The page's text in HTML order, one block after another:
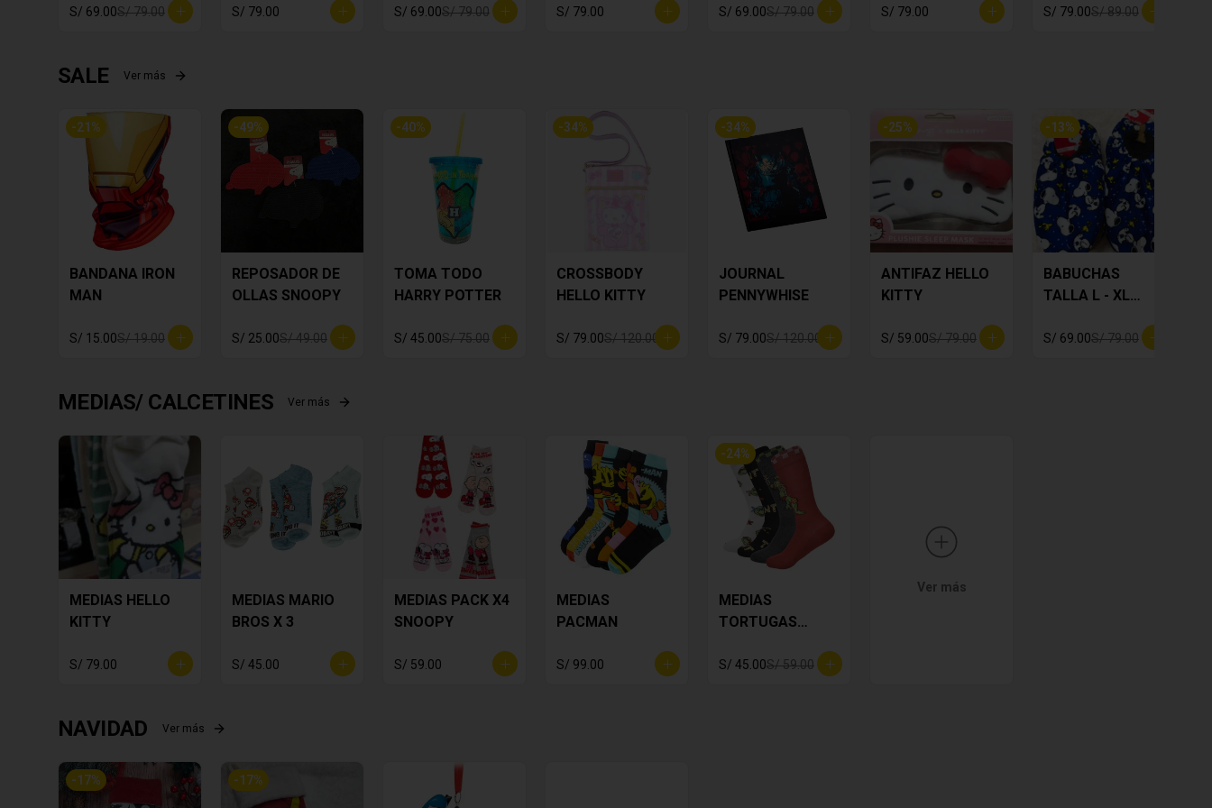
S/ 69.00S/ 79.00 S/ 79.00 S/ 69.00S/ 79.00 S/ 79.00 S/ 69.00S/ 79.00 S/ 79.00 S/ 79.00S/ 89.00
SALE Ver más
-21 %
BANDANA IRON
MAN
S/ 15.00S/ 19.00
-49%
REPOSADOR DE
OLLAS SNOOPY
S/ 25.00S/ 49.00
-40%
TOMA TODO
HARRY POTTER
S/ 45.00S/ 75.00
-34%
CROSSBODY
HELLO KITTY
S/ 79.00S/ 120.00
-34%
JOURNAL
PENNYWHISE
S/ 79.00S/ 120.00
-25%
ANTIFAZ HELLO
KITTY
S/ 59.00S/ 79.00
-13%
BABUCHAS
TALLA L - XL
S/ 69.00S/ 79.00
MEDIAS/ CALCETINES Ver más
MEDIAS HELLO
KITTY
S/ 79.00
MEDIAS MARIO
BROS X 3
S/ 45.00
MEDIAS PACK X4
SNOOPY
S/ 59.00
MEDIAS
PACMAN
S/ 99.00
-24%
MEDIAS
TORTUGAS
S/ 45.00S/ 59.00
Ver más
NAVIDAD Ver más
-17% -17%